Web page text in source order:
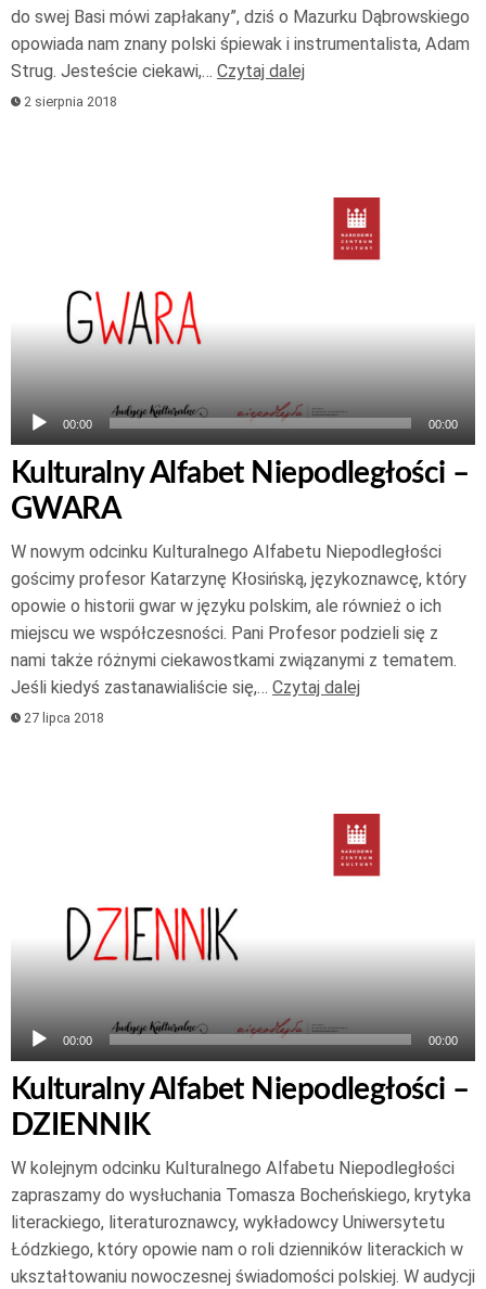
do swej Basi mówi zapłakany”, dziś o Mazurku Dąbrowskiego
opowiada nam znany polski śpiewak i instrumentalista, Adam
Strug. Jesteście ciekawi,… Czytaj dalej
2 sierpnia 2018
00:00 00:00
Kulturalny Alfabet Niepodległości –
GWARA
W nowym odcinku Kulturalnego Alfabetu Niepodległości
gościmy profesor Katarzynę Kłosińską, językoznawcę, który
opowie o historii gwar w języku polskim, ale również o ich
miejscu we współczesności. Pani Profesor podzieli się z
nami także różnymi ciekawostkami związanymi z tematem.
Jeśli kiedyś zastanawialiście się,… Czytaj dalej
27 lipca 2018
00:00 00:00
Kulturalny Alfabet Niepodległości –
DZIENNIK
W kolejnym odcinku Kulturalnego Alfabetu Niepodległości
zapraszamy do wysłuchania Tomasza Bocheńskiego, krytyka
literackiego, literaturoznawcy, wykładowcy Uniwersytetu
Łódzkiego, który opowie nam o roli dzienników literackich w
ukształtowaniu nowoczesnej świadomości polskiej. W audycji